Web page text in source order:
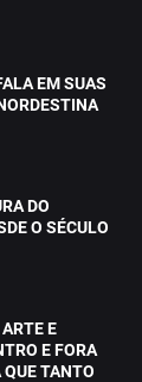
EM SUAS
DO
O SÉCULO
E
E FORA
TANTO